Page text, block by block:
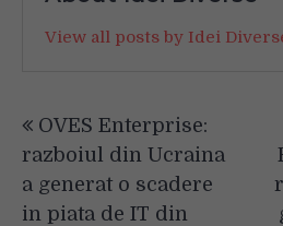
View all posts by Idei
în
articole
OVES Enterprise:
razboiul din Ucraina
a generat o scadere
in piata de IT din